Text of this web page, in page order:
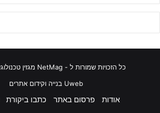
כל הזכויות שמורות ל - NetMag מגזין טכנולוגיה וגאדג'טים
Uweb בנייה וקידום אתרים
אודות פרסום באתר כתבו ביקורת